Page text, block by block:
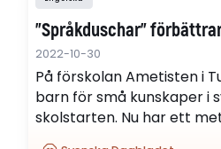
”Språkduschar”
2022-10-30
På förskolan Ametisten i
barn för små kunskaper i
skolstarten. Nu har ett
förbättrat barnens språk.